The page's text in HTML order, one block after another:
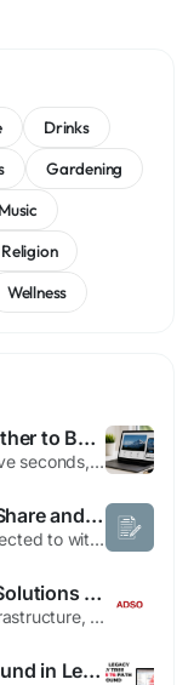
Drinks
Gardening
Music
Religion
Wellness
How UX and UI Design Work Together to Boost Conversions
Someone visits your website. In about five seconds, they decide whether to stay or bounce. That snap decision is not impulsive. It's shaped by two things: UX and UI. One maps the journey, the other makes it shine. Get them working as a team, and visitors glide toward that "Buy" or "Sign Up" button almost without thinking. Get them out of sync, and even a brilliant product gets ignored. So let's...
Aircraft Weighing System Market Share and Size to Reach US$ 161.82 Million by 2031
Aircraft Weighing System Market is expected to witness sustained growth as aviation companies prioritize operational efficiency and cost optimization. Accurate aircraft weight management contributes to improved fuel efficiency and aircraft performance. This creates long-term opportunities for equipment manufacturers. The Aircraft Weighing System Market is experiencing steady...
Equipment Rental Dubai: Reliable Solutions for Construction and Industrial Needs
Dubai’s rapid growth in construction, infrastructure, and industrial development has increased the demand for reliable machinery and equipment solutions. Equipment rental Dubai services provide businesses with access to high-quality machinery without the need for expensive purchases, maintenance costs, or long-term ownership commitments. Professional equipment rental companies offer a...
How to fixed Error 76 - Path not found in Legacy Family Tree